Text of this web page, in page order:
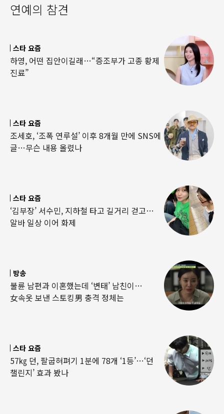
연예의 참견
스타 요즘
하영, 어떤 집안이길래…“증조부가 고종 황제
진료”
스타 요즘
조세호, ‘조폭 연루설’ 이후 8개월 만에 SNS에
글…무슨 내용 올렸나
스타 요즘
‘김부장’ 서수민, 지하철 타고 길거리 걷고…
알바 일상 이어 화제
방송
불륜 남편과 이혼했는데 ‘변태’ 남친이…
女속옷 보낸 스토킹男 충격 정체는
스타 요즘
57㎏ 던, 팔굽혀펴기 1분에 78개 ‘1등’…‘던
챌린지’ 효과 봤나